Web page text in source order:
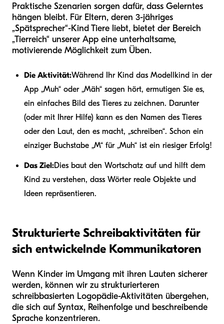
Praktische Szenarien sorgen dafür, dass Gelerntes
hängen bleibt. Für Eltern, deren 3-jähriges
„Spätsprecher“-Kind Tiere liebt, bietet der Bereich
„Tierreich“ unserer App eine unterhaltsame,
motivierende Möglichkeit zum Üben.
Die Aktivität:Während Ihr Kind das Modellkind in der
App „Muh“ oder „Mäh“ sagen hört, ermutigen Sie es,
ein einfaches Bild des Tieres zu zeichnen. Darunter
(oder mit Ihrer Hilfe) kann es den Namen des Tieres
oder den Laut, den es macht, „schreiben“. Schon ein
einziger Buchstabe „M“ für „Muh“ ist ein riesiger Erfolg!
Das Ziel:Dies baut den Wortschatz auf und hilft dem
Kind zu verstehen, dass Wörter reale Objekte und
Ideen repräsentieren.
Strukturierte Schreibaktivitäten für
sich entwickelnde Kommunikatoren
Wenn Kinder im Umgang mit ihren Lauten sicherer
werden, können wir zu strukturierteren
schreibbasierten Logopädie-Aktivitäten übergehen,
die sich auf Syntax, Reihenfolge und beschreibende
Sprache konzentrieren.